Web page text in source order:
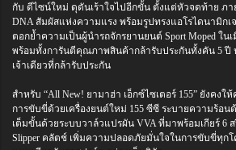
กับ ดีไซน์ใหม่ ดุดันเร้าใจไปอีกขั้น ตั้งแต่หัวจดท้าย ภา
DNA สัมผัสแห่งความแรง พร้อมรูปทรงแอโรไดนามิกเ
ตอกย้ำความเป็นผู้นำรถจักรยานยนต์ Sport Moped ใน
พร้อมทั้งการันตีคุณภาพสินค้ากล้ารับประกันทั้งคัน 5 ปี ห
เจ้าเดียวที่กล้ารับประกัน
สำหรับ “All New! ยามาฮ่า เอ็กซ์ไซเตอร์ 155” ยังคงใ
การขับขี่ด้วยเครื่องยนต์ใหม่ 155 ซีซี ระบายความร้อน
เต็มขั้นด้วยระบบวาล์วแปรผัน VVA ที่มาพร้อมเกียร์ 6
Slipper คลัตช์ เพิ่มความปลอดภัยมั่นใจในการขับขี่ทุก